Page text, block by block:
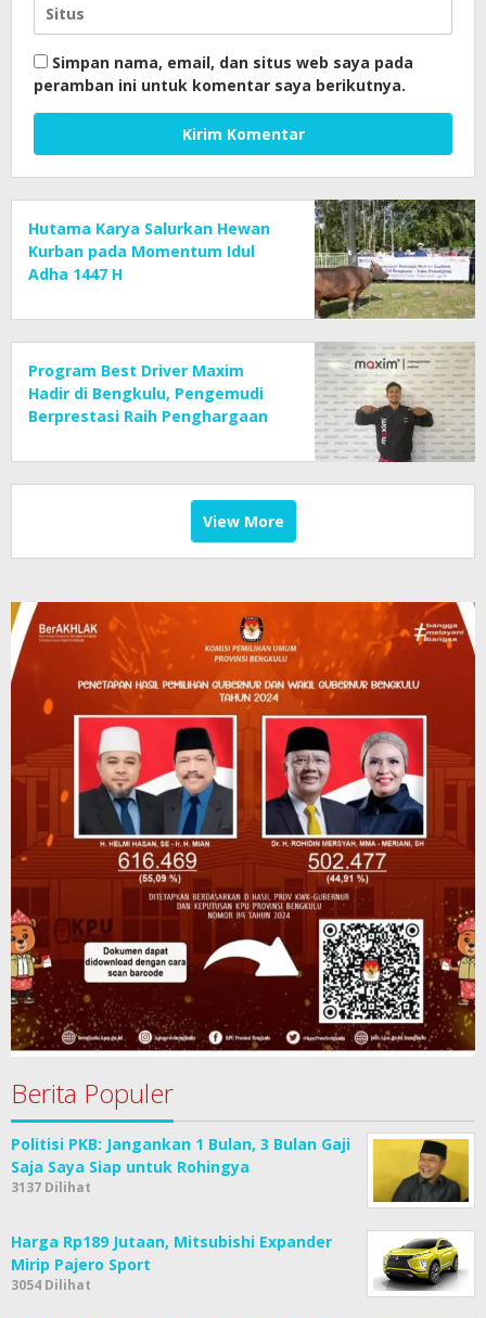
Simpan nama, email, dan situs web saya pada
peramban ini untuk komentar saya berikutnya.
Hutama Karya Salurkan Hewan
Kurban pada Momentum Idul
Adha 1447 H
Program Best Driver Maxim
Hadir di Bengkulu, Pengemudi
Berprestasi Raih Penghargaan
View More
Berita Populer
Politisi PKB: Jangankan 1 Bulan, 3 Bulan Gaji
Saja Saya Siap untuk Rohingya
3137 Dilihat
Harga Rp189 Jutaan, Mitsubishi Expander
Mirip Pajero Sport
3054 Dilihat